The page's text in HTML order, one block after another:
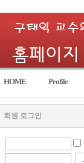
HOME Profile
회원 로그인